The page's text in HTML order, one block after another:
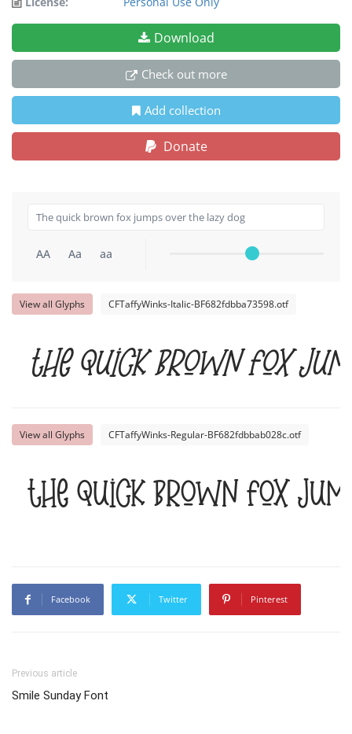
Download
Check out more
Add collection
Donate
AA Aa aa
View all Glyphs CFTaffyWinks-Italic-BF682fdbba73598.otf
The quick brown fox
View all Glyphs CFTaffyWinks-Regular-BF682fdbbab028c.otf
The quick brown fox
Facebook Twitter Pinterest
Previous article
Smile Sunday Font